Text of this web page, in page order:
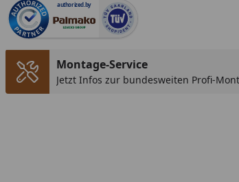
authorized.by
Montage-Service
Jetzt Infos zur bundesweiten Profi-